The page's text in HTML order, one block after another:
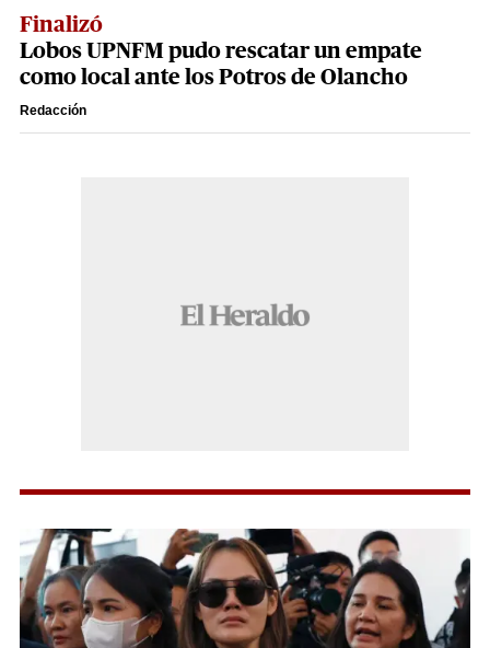
Finalizó
Lobos UPNFM pudo rescatar un empate
como local ante los Potros de Olancho
Redacción